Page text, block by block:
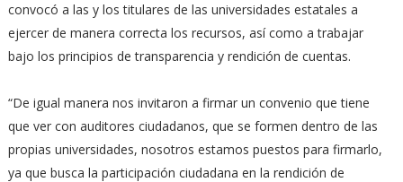
convocó a las y los titulares de las universidades estatales a
ejercer de manera correcta los recursos, así como a trabajar
bajo los principios de transparencia y rendición de cuentas.
“De igual manera nos invitaron a firmar un convenio que tiene
que ver con auditores ciudadanos, que se formen dentro de las
propias universidades, nosotros estamos puestos para firmarlo,
ya que busca la participación ciudadana en la rendición de